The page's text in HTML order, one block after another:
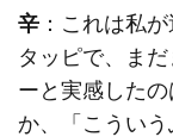
辛 ：これは私
タッピで、ま
ーと実感した
か、「こういう